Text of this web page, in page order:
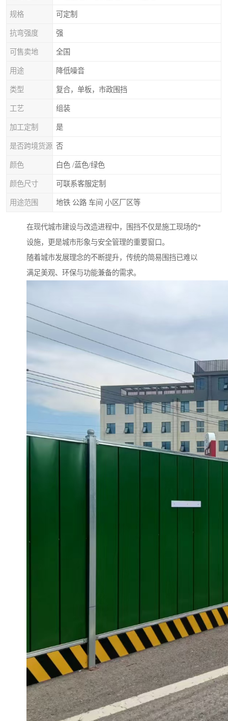
规格 可定制
抗弯强度 强
可售卖地 全国
用途 降低噪音
类型 复合，单板，市政围挡
工艺 组装
加工定制 是
是否跨境货源 否
颜色 白色 /蓝色/绿色
颜色尺寸 可联系客服定制
用途范围 地铁 公路 车间 小区厂区等
在现代城市建设与改造进程中，围挡不仅是施工现场的*
设施，更是城市形象与安全管理的重要窗口。
随着城市发展理念的不断提升，传统的简易围挡已难以
满足美观、环保与功能兼备的需求。